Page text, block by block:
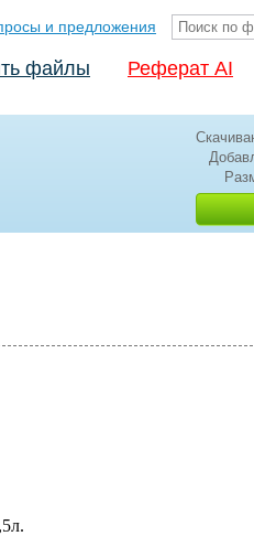
и предложения
файлы Реферат AI